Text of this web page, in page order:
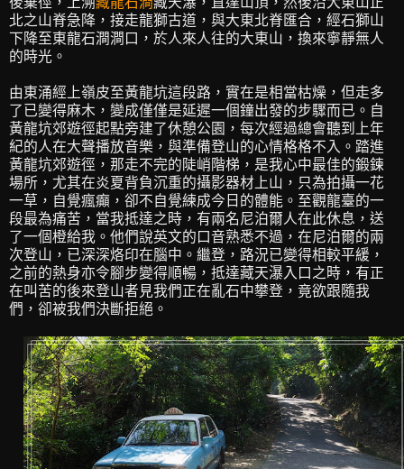
北之山脊急降，接走龍獅古道，與大東北脊匯合，經石獅山
下降至東龍石澗澗口，於人來人往的大東山，換來寧靜無人
的時光。
由東涌經上嶺皮至黃龍坑這段路，實在是相當枯燥，但走多
了已變得麻木，變成僅僅是延遲一個鐘出發的步驟而已。自
黃龍坑郊遊徑起點旁建了休憩公園，每次經過總會聽到上年
紀的人在大聲播放音樂，與準備登山的心情格格不入。踏進
黃龍坑郊遊徑，那走不完的陡峭階梯，是我心中最佳的鍛鍊
場所，尤其在炎夏背負沉重的攝影器材上山，只為拍攝一花
一草，自覺瘋癲，卻不自覺練成今日的體能。至觀龍臺的一
段最為痛苦，當我抵達之時，有兩名尼泊爾人在此休息，送
了一個橙給我。他們說英文的口音熟悉不過，在尼泊爾的兩
次登山，已深深烙印在腦中。繼登，路況已變得相較平緩，
之前的熱身亦令腳步變得順暢，抵達藏天瀑入口之時，有正
在叫苦的後來登山者見我們正在亂石中攀登，竟欲跟隨我
們，卻被我們決斷拒絕。